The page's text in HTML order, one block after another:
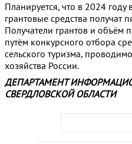
Планируется, что в 2024 году
грантовые средства получат
Получатели грантов и объём
путём конкурсного отбора
сельского туризма,
хозяйства России.
ДЕПАРТАМЕНТ
СВЕРДЛОВСКОЙ ОБЛАСТИ